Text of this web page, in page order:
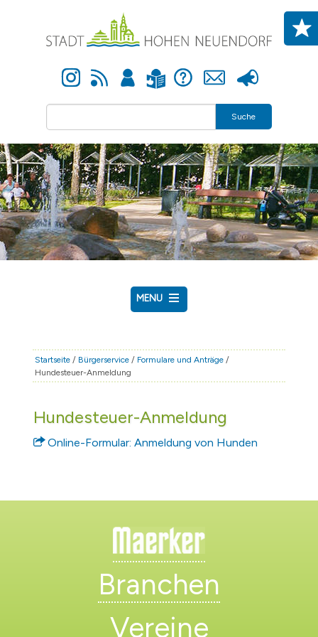
Instagram Newsfeed Anmelden Leichte Sprache Hilfe Kontakt Presse
Suche
MENU
RATHAUS & POLITIK
BÜRGERSERVICE
BAUEN & WIRTSCHAFT
Startseite / Bürgerservice / Formulare und Anträge /
Hundesteuer-Anmeldung
Hundesteuer-Anmeldung
Online-Formular: Anmeldung von Hunden
Branchen
Vereine